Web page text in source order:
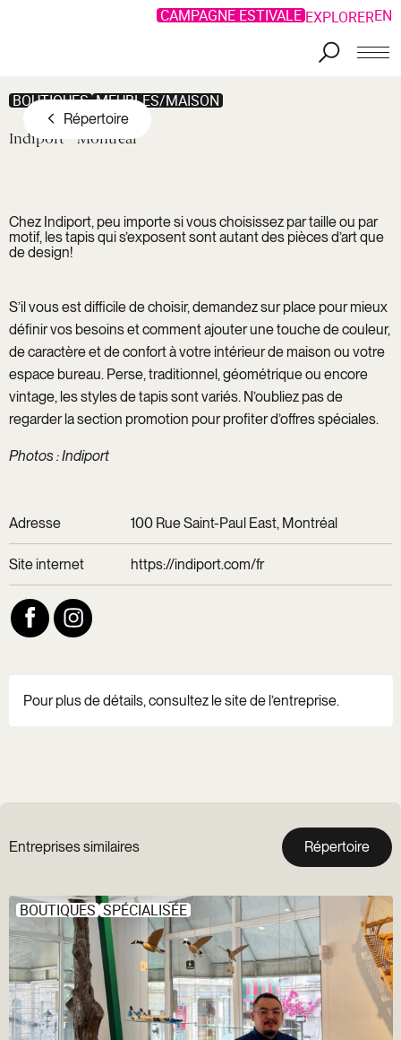
Aller au contenu principal
CAMPAGNE ESTIVALE EXPLOREREN
Répertoire
BOUTIQUES MEUBLES/MAISON
Indiport Montréal
Chez Indiport, peu importe si vous choisissez par taille ou par
motif, les tapis qui s’exposent sont autant des pièces d’art que
de design!
S’il vous est difficile de choisir, demandez sur place pour mieux
définir vos besoins et comment ajouter une touche de couleur,
de caractère et de confort à votre intérieur de maison ou votre
espace bureau. Perse, traditionnel, géométrique ou encore
vintage, les styles de tapis sont variés. N’oubliez pas de
regarder la section promotion pour profiter d’offres spéciales.
Photos : Indiport
Adresse 100 Rue Saint-Paul East, Montréal
Site internet https://indiport.com/fr
Pour plus de détails, consultez le site de l’entreprise.
Entreprises similaires Répertoire
BOUTIQUES SPÉCIALISÉE